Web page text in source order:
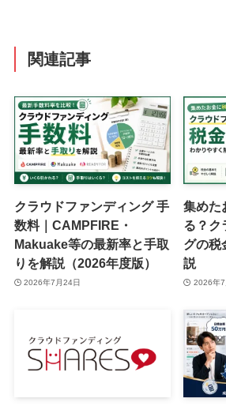
関連記事
クラウドファンディング 手
数料｜CAMPFIRE・
Makuake等の最新率と手取
りを解説（2026年度版）
2026年7月24日
集めた
る？ク
グの税
説
2026年7